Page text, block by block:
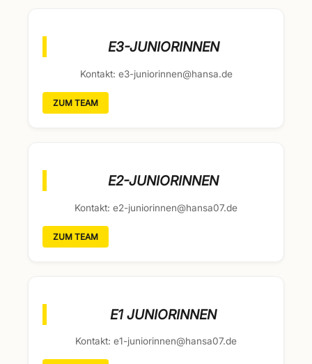
E3-JUNIORINNEN
Kontakt: e3-juniorinnen@hansa.de
ZUM TEAM
E2-JUNIORINNEN
Kontakt: e2-juniorinnen@hansa07.de
ZUM TEAM
E1 JUNIORINNEN
Kontakt: e1-juniorinnen@hansa07.de